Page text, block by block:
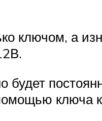
ключом, а
будет
ключа